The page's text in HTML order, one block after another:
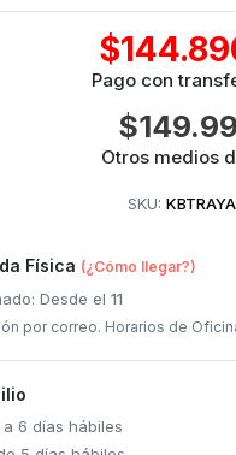
Pago con
Otros medios
SKU:
Física (¿Cómo llegar?)
Desde el11
por correo. Horarios de
6 días hábiles